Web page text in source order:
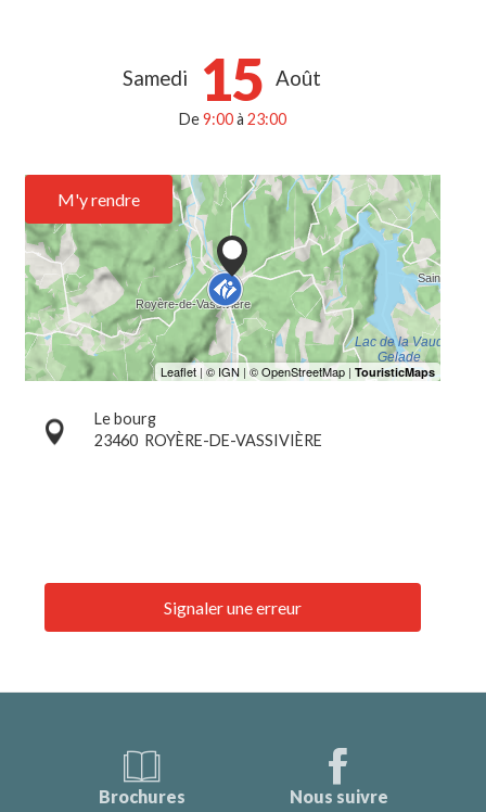
Samedi 15 Août
De9:00à 23:00
M'y rendre
Le bourg
23460 ROYÈRE-DE-VASSIVIÈRE
Signaler une erreur
Brochures Nous suivre